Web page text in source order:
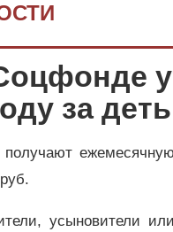
за
усыновители